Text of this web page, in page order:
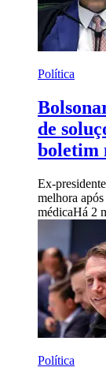
Política
de
boletim
Ex-
melhora
médicaHá 2
Política